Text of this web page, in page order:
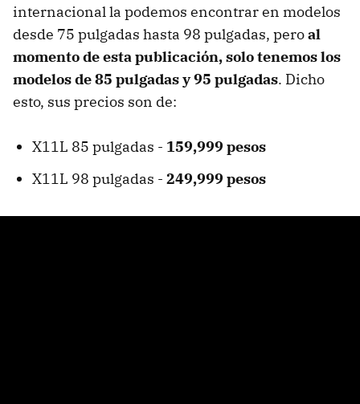
internacional la podemos encontrar en modelos
desde 75 pulgadas hasta 98 pulgadas, peroal
momento de esta publicación, solo tenemos los
modelos de 85 pulgadas y 95 pulgadas. Dicho
esto, sus precios son de:
X11L 85 pulgadas - 159,999 pesos
X11L 98 pulgadas - 249,999 pesos